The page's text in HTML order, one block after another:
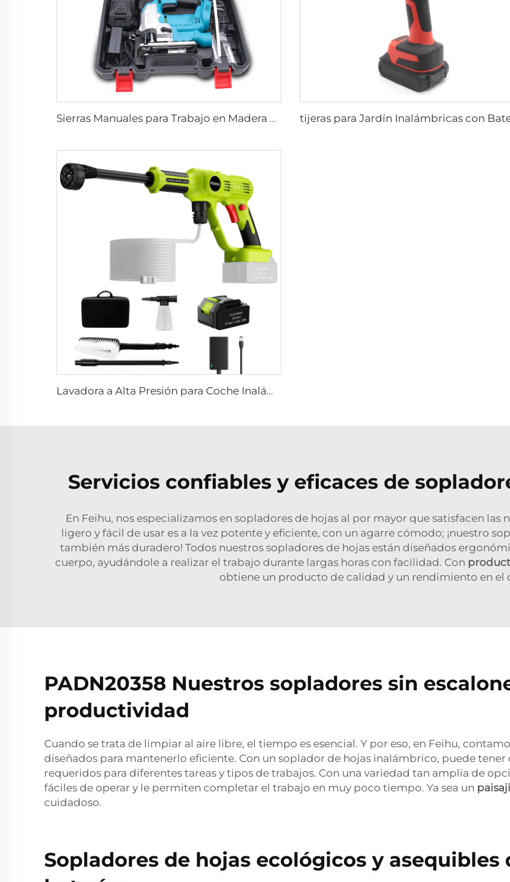
Sierras Manuales para Trabajo en Madera Feihu Nueva Generación - Sierra de Calar Inalámbrica
Lavadora a Alta Presión para Coche Inalámbrica Lanza de Agua a Alta Presión para Coche Máquina de Lavado Automática y Equipos
Servicios confiables y eficaces de
En Feihu, nos especializamos en sopladores de hojas al por mayor que satisfacen
ligero y fácil de usar es a la vez potente y eficiente, con un agarre cómodo; ¡nuestro
también más duradero! Todos nuestros sopladores de hojas están diseñados
cuerpo, ayudándole a realizar el trabajo durante largas horas con facilidad. Con
obtiene un producto de calidad y un rendimiento en el
PADN20358 Nuestros sopladores sin
productividad
Cuando se trata de limpiar al aire libre, el tiempo es esencial. Y por eso, en Feihu,
diseñados para mantenerlo eficiente. Con un soplador de hojas inalámbrico, puede
requeridos para diferentes tareas y tipos de trabajos. Con una variedad tan amplia de
fáciles de operar y le permiten completar el trabajo en muy poco tiempo. Ya sea un
cuidadoso.
Sopladores de hojas ecológicos y